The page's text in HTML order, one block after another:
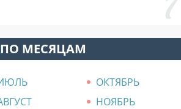
МЕСЯЦАМ
ОКТЯБРЬ
НОЯБРЬ